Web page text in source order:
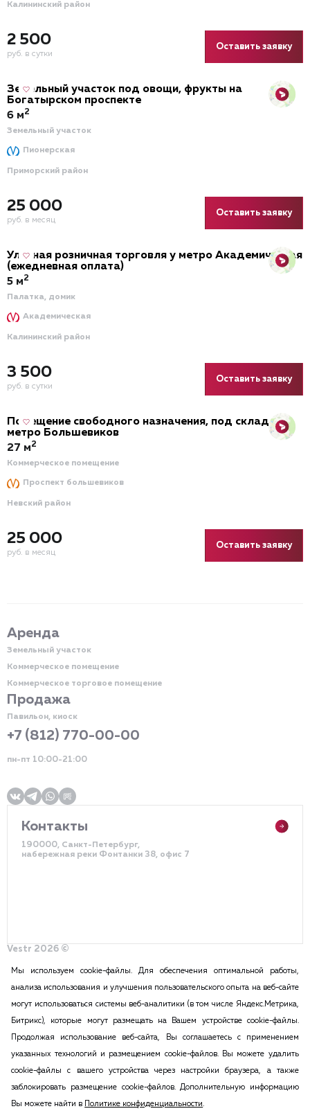
Калининский район
2 500
руб. в сутки
Оставить заявку
Земельный участок под овощи, фрукты на
Богатырском проспекте
Земельный участок
Пионерская
Приморский район
25 000
руб. в месяц
6 м2
Оставить заявку
Уличная розничная торговля у метро Академическая
(ежедневная оплата)
Палатка, домик
Академическая
Калининский район
3 500
руб. в сутки
5 м2
Оставить заявку
Помещение свободного назначения, под склад у
метро Большевиков
Коммерческое помещение
Проспект большевиков
Невский район
25 000
руб. в месяц
27 м2
Оставить заявку
Аренда
Земельный участок
Коммерческое помещение
Коммерческое торговое помещение
Продажа
Павильон, киоск
+7 (812) 770-00-00
пн-пт 10:00-21:00
Контакты
190000, Санкт-Петербург,
набережная реки Фонтанки 38, офис 7
Vestr 2026 ©
Разработка сайта – DDQ
2015-2026 Vestr – КОММЕРЧЕСКАЯ НЕДВИЖИМОСТЬ В САНКТ
ПЕТЕРБУРГЕ И ЛЕНИНГРАДСКОЙ ОБЛАСТИ
ПОЛИТИКА КОНФИДЕНЦИАЛЬНОСТИ
Вся информация, размещенная на данном сайте, ни при каких
обстоятельствах не может признаваться публичной офертой в соответствии
с п.2 ст.437 Гражданского кодекса РФ. Копирование и воспроизведение
материалов этого сайта возможна только с согласия администрации сайта.
Мы используем cookie-файлы. Для обеспечения оптимальной работы,
анализа использования и улучшения пользовательского опыта на веб-сайте
могут использоваться системы веб-аналитики (в том числе Яндекс.Метрика,
Битрикс), которые могут размещать на Вашем устройстве cookie-файлы.
Продолжая использование веб-сайта, Вы соглашаетесь с применением
указанных технологий и размещением cookie-файлов. Вы можете удалить
cookie-файлы с вашего устройства через настройки браузера, а также
заблокировать размещение cookie-файлов. Дополнительную информацию
Вы можете найти в Политике конфиденциальности